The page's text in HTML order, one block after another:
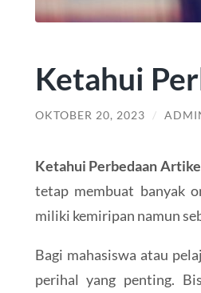
Ketahui
OKTOBER 20, 2023 /
Ketahui Perbedaan
tetap membuat banyak
miliki kemiripan namun
Bagi mahasiswa atau
perihal yang penting.